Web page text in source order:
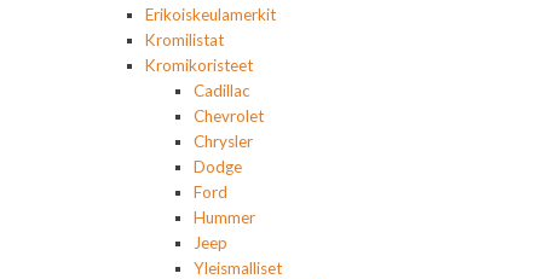
Erikoiskeulamerkit
Kromilistat
Kromikoristeet
Cadillac
Chevrolet
Chrysler
Dodge
Ford
Hummer
Jeep
Yleismalliset